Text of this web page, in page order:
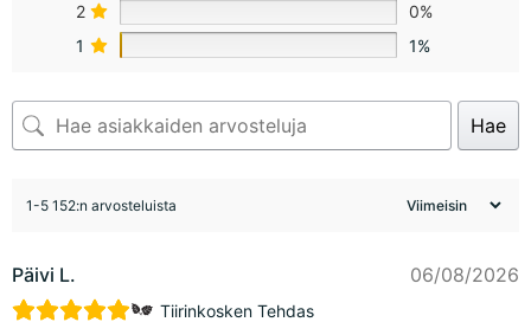
2
0%
1
1%
Hae
1-5 152:n arvosteluista
Päivi L. 06/08/2026
Tiirinkosken Tehdas